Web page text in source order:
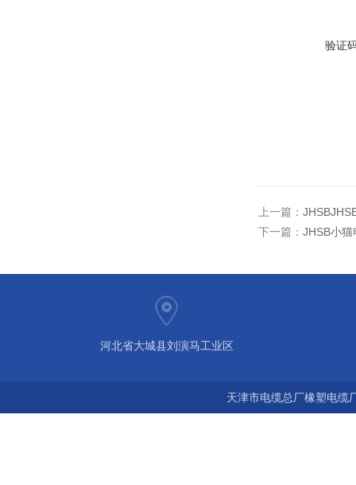
验证
上一篇：
下一篇： JHSB小
河北省大城县刘演马工业区
天津市电缆总厂橡塑电